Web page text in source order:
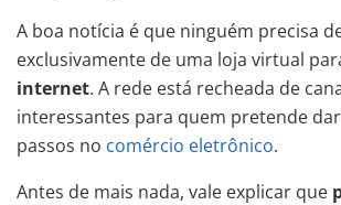
A boa notícia é que ninguém precisa
exclusivamente de uma loja virtual
internet. A rede está recheada de
interessantes para quem pretende
passos no comércio eletrônico.
Antes de mais nada, vale explicar que